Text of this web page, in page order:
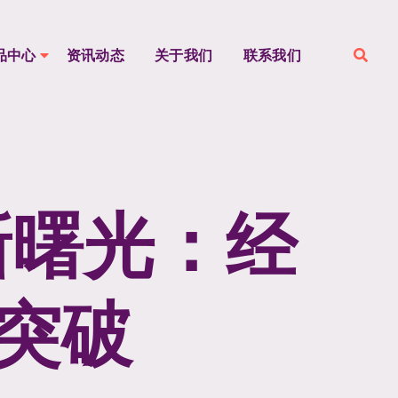
中心 资讯动态 关于我们 联系我们
光：经
破